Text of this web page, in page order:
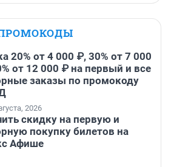
20% от 4 000 ₽, 30% от 7 000
от 12 000 ₽ на первый и все
заказы по промокоду
2026
скидку на первую и
покупку билетов на
Афише